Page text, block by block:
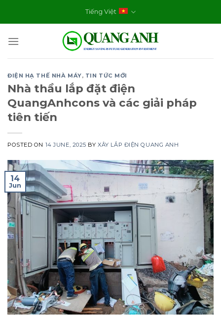
Tiếng Việt
ĐIỆN HẠ THẾ NHÀ MÁY, TIN TỨC MỚI
Nhà thầu lắp đặt điện
QuangAnhcons và các giải pháp
tiên tiến
POSTED ON 14 JUNE, 2025 BYXÂY LẮP ĐIỆN QUANG ANH
14
Jun